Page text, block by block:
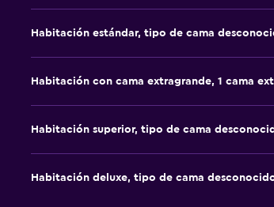
Habitación estándar, tipo de cama
Habitación con cama extragrande, 1 cama
Habitación superior, tipo de cama
Habitación deluxe, tipo de cama